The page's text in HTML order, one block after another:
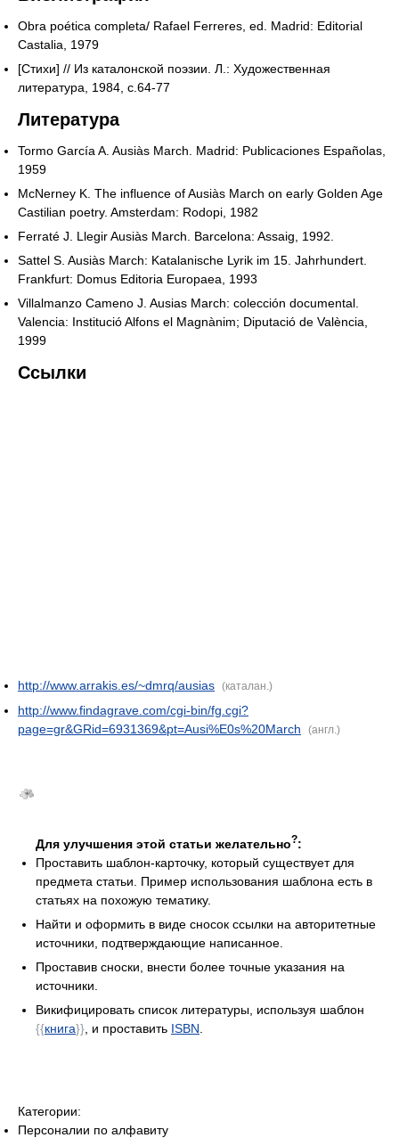
Obra poética completa/ Rafael Ferreres, ed. Madrid: Editorial
Castalia, 1979
[Стихи] // Из каталонской поэзии. Л.: Художественная
литература, 1984, с.64-77
Литература
Tormo García A. Ausiàs March. Madrid: Publicaciones Españolas,
1959
McNerney K. The influence of Ausiàs March on early Golden Age
Castilian poetry. Amsterdam: Rodopi, 1982
Ferraté J. Llegir Ausiàs March. Barcelona: Assaig, 1992.
Sattel S. Ausiàs March: Katalanische Lyrik im 15. Jahrhundert.
Frankfurt: Domus Editoria Europaea, 1993
Villalmanzo Cameno J. Ausias March: colección documental.
Valencia: Institució Alfons el Magnànim; Diputació de València,
1999
Ссылки
http://www.arrakis.es/~dmrq/ausias (каталан.)
http://www.findagrave.com/cgi-bin/fg.cgi?
page=gr&GRid=6931369&pt=Ausi%E0s%20March
(англ.)
Для улучшения этой статьи желательно?:
Проставить шаблон-карточку, который существует для
предмета статьи. Пример использования шаблона есть в
статьях на похожую тематику.
Найти и оформить в виде сносок ссылки на авторитетные
источники, подтверждающие написанное.
Проставив сноски, внести более точные указания на
источники.
Викифицировать список литературы, используя шаблон
{{книга}}, и проставить ISBN.
Категории:
Персоналии по алфавиту